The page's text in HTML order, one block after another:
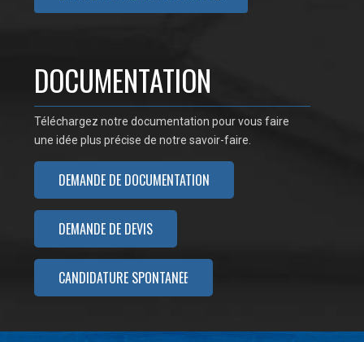
DOCUMENTATION
Téléchargez notre documentation pour vous faire
une idée plus précise de notre savoir-faire.
DEMANDE DE DOCUMENTATION
DEMANDE DE DEVIS
CANDIDATURE SPONTANÉE